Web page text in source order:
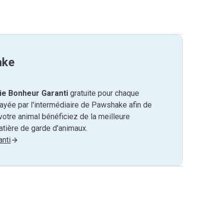
Bonheur Garanti gratuite pour chaque
par l'intermédiaire de Pawshake afin de
animal bénéficiez de la meilleure
de garde d'animaux.